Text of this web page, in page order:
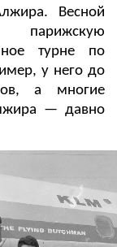
Весной
парижскую
турне по
у него до
а многие
— давно